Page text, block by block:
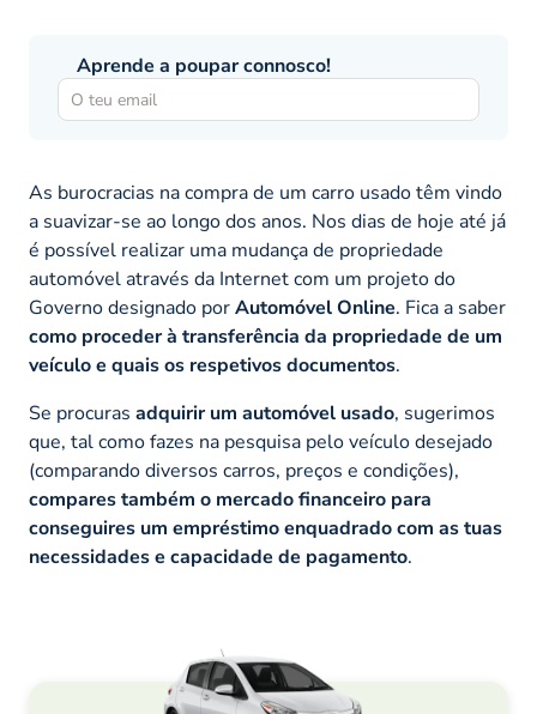
Aprende a poupar connosco!
As burocracias na compra de um carro usado têm vindo
a suavizar-se ao longo dos anos. Nos dias de hoje até já
é possível realizar uma mudança de propriedade
automóvel através da Internet com um projeto do
Governo designado porAutomóvel Online. Fica a saber
como proceder à transferência da propriedade de um
veículo e quais os respetivos documentos.
Se procuras adquirir um automóvel usado, sugerimos
que, tal como fazes na pesquisa pelo veículo desejado
(comparando diversos carros, preços e condições),
compares também o mercado financeiro para
conseguires um empréstimo enquadrado com as tuas
necessidades e capacidade de pagamento.